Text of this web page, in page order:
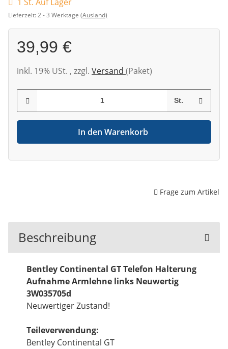
Lieferzeit:2 - 3 Werktage (Ausland)
39,99 €
inkl. 19% USt. , zzgl. Versand (Paket)
St.
In den Warenkorb
Frage zum Artikel
Beschreibung
Bentley Continental GT Telefon Halterung
Aufnahme Armlehne links Neuwertig
3W035705d
Neuwertiger Zustand!
Teileverwendung:
Bentley Continental GT